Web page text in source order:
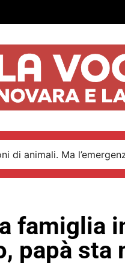
di animali. Ma
famiglia
papà sta